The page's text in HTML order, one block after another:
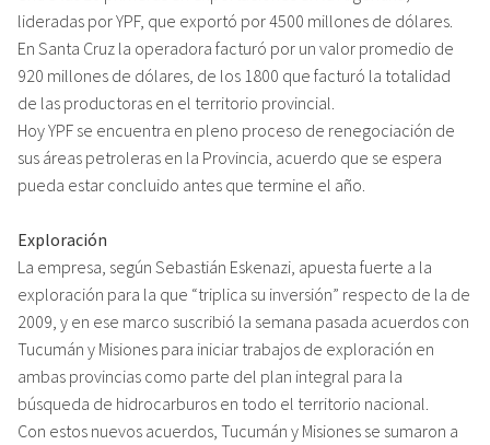
lideradas por YPF, que exportó por 4500 millones de dólares.
En Santa Cruz la operadora facturó por un valor promedio de
920 millones de dólares, de los 1800 que facturó la totalidad
de las productoras en el territorio provincial.
Hoy YPF se encuentra en pleno proceso de renegociación de
sus áreas petroleras en la Provincia, acuerdo que se espera
pueda estar concluido antes que termine el año.
Exploración
La empresa, según Sebastián Eskenazi, apuesta fuerte a la
exploración para la que “triplica su inversión” respecto de la de
2009, y en ese marco suscribió la semana pasada acuerdos con
Tucumán y Misiones para iniciar trabajos de exploración en
ambas provincias como parte del plan integral para la
búsqueda de hidrocarburos en todo el territorio nacional.
Con estos nuevos acuerdos, Tucumán y Misiones se sumaron a